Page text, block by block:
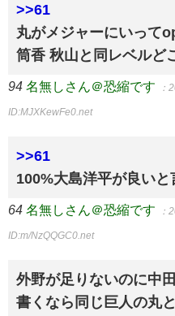
>>61
丸がメジャーにいって
筒香 秋山と同レベルど
94 名無しさん＠恐縮です ：
ID:MJXKewFe0.net
>>61
100%大島洋平が良いと
64 名無しさん＠恐縮です ：
ID:m/NzQQGC0.net
外野が足りないのに中
書くなら同じ巨人の丸